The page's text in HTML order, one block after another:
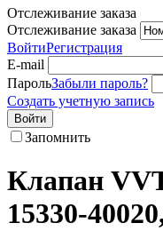
Отслеживание заказа
Отслеживание заказа
ВойтиРегистрация
E-mail
ПарольЗабыли пароль?
Создать учетную запись
Войти
Запомнить
Клапан
15330-